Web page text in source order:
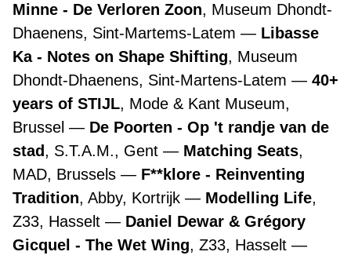
Minne - De Verloren Zoon, Museum Dhondt-
Dhaenens, Sint-Martems-Latem
Libasse
Ka - Notes on Shape Shifting, Museum
Dhondt-Dhaenens, Sint-Martens-Latem
40+
years of STIJL, Mode & Kant Museum,
Brussel
De Poorten - Op 't randje van de
stad, S.T.A.M., Gent Matching Seats,
MAD, Brussels
F**klore - Reinventing
Tradition, Abby, Kortrijk Modelling Life,
Z33, Hasselt
Daniel Dewar & Grégory
Gicquel - The Wet Wing, Z33, Hasselt